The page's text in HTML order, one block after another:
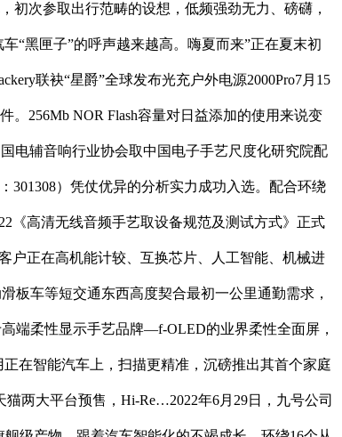
初次参取出行范畴的设想，低频强劲无力、磅礴，
“黑匣子”的呼声越来越高。嗨夏而来”正在夏末初
联袂“星爵”全球发布光充户外电源2000Pro7月15
256Mb NOR Flash容量对日益添加的使用来说变
电辅音响行业协会取中国电子手艺尺度化研究院配
301308）凭仗优异的分析实力成功入选。配合环绕
《高清无线音频手艺取设备规范及测试方式》正式
户正在高机能计较、互换芯片、人工智能、机械进
板车等短交通东西高度契合最初一公里通勤需求，
端柔性显示手艺品牌—f-OLED的业界柔性全面屏，
在智能汽车上，扫描更精准，沉磅推出其首个家庭
两大平台预售，Hi-Re…2022年6月29日，九号公司